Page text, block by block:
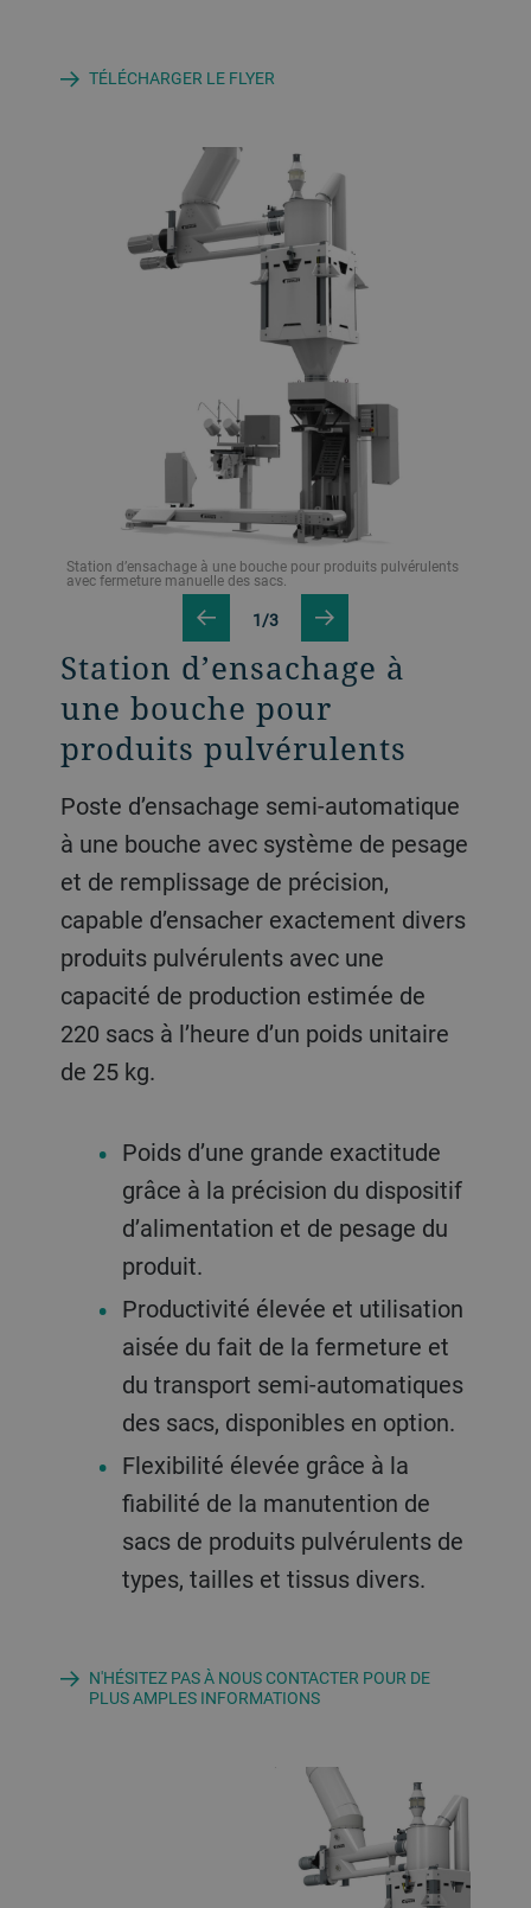
TÉLÉCHARGER LE FLYER
Station d’ensachage à une bouche pour produits pulvérulents
avec fermeture manuelle des sacs.
1/3
Station d’ensachage à
une bouche pour
produits pulvérulents
Poste d’ensachage semi-automatique
à une bouche avec système de pesage
et de remplissage de précision,
capable d’ensacher exactement divers
produits pulvérulents avec une
capacité de production estimée de
220 sacs à l’heure d’un poids unitaire
de 25 kg.
Poids d’une grande exactitude
grâce à la précision du dispositif
d’alimentation et de pesage du
produit.
Productivité élevée et utilisation
aisée du fait de la fermeture et
du transport semi-automatiques
des sacs, disponibles en option.
Flexibilité élevée grâce à la
fiabilité de la manutention de
sacs de produits pulvérulents de
types, tailles et tissus divers.
N'HÉSITEZ PAS À NOUS CONTACTER POUR DE
PLUS AMPLES INFORMATIONS